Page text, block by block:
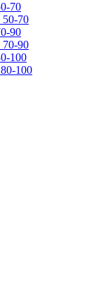
70
70
90
90
100
100